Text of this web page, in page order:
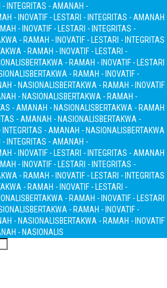
- INTEGRITAS - AMANAH -
- INOVATIF - LESTARI - INTEGRITAS - AMANAH
- INOVATIF - LESTARI - INTEGRITAS -
- RAMAH - INOVATIF - LESTARI - INTEGRITAS
- RAMAH - INOVATIF - LESTARI -
BERTAKWA - RAMAH - INOVATIF - LESTARI
BERTAKWA - RAMAH - INOVATIF -
- NASIONALISBERTAKWA - RAMAH - INOVATIF
- NASIONALISBERTAKWA - RAMAH -
- AMANAH - NASIONALISBERTAKWA - RAMAH
- AMANAH - NASIONALISBERTAKWA -
INTEGRITAS - AMANAH - NASIONALISBERTAKWA
- INTEGRITAS - AMANAH -
- INOVATIF - LESTARI - INTEGRITAS - AMANAH
- INOVATIF - LESTARI - INTEGRITAS -
- RAMAH - INOVATIF - LESTARI - INTEGRITAS
- RAMAH - INOVATIF - LESTARI -
BERTAKWA - RAMAH - INOVATIF - LESTARI
BERTAKWA - RAMAH - INOVATIF -
- NASIONALISBERTAKWA - RAMAH - INOVATIF
- NASIONALIS